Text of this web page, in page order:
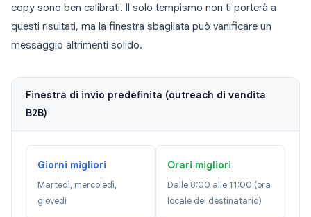
copy sono ben calibrati. Il solo tempismo non ti porterà a
questi risultati, ma la finestra sbagliata può vanificare un
messaggio altrimenti solido.
Finestra di invio predefinita (outreach di vendita
B2B)
Giorni migliori
Martedì, mercoledì,
giovedì
Orari migliori
Dalle 8:00 alle 11:00 (ora
locale del destinatario)